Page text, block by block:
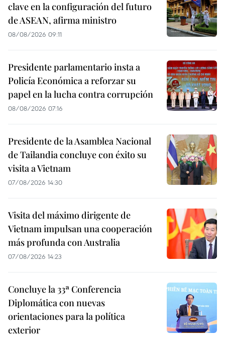
clave en la configuración del futuro
de ASEAN, afirma ministro
08/08/2026 09:11
Presidente parlamentario insta a
Policía Económica a reforzar su
papel en la lucha contra corrupción
08/08/2026 07:16
Presidente de la Asamblea Nacional
de Tailandia concluye con éxito su
visita a Vietnam
07/08/2026 14:30
Visita del máximo dirigente de
Vietnam impulsan una cooperación
más profunda con Australia
07/08/2026 14:23
Concluye la 33ª Conferencia
Diplomática con nuevas
orientaciones para la política
exterior